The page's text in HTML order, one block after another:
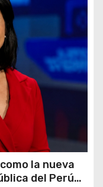
la nueva
del Perú